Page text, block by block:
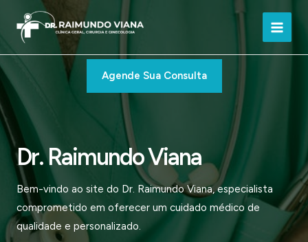
para
conteúdo
Main
Agende Sua Consulta
Dr. Raimundo Viana
Bem-vindo ao site do Dr. Raimundo Viana, especialista
comprometido em oferecer um cuidado médico de
qualidade e personalizado.